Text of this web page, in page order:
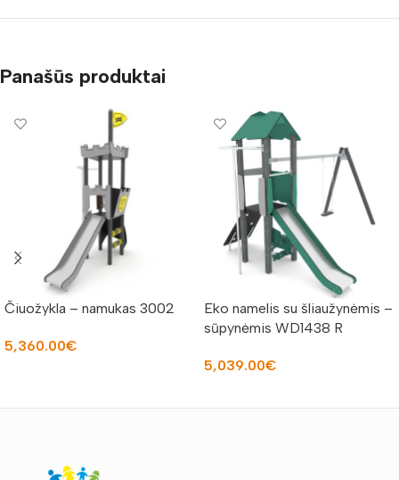
Panašūs produktai
Čiuožykla – namukas 3002
5,360.00€
Eko namelis su šliaužynėmis –
sūpynėmis WD1438 R
5,039.00€